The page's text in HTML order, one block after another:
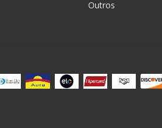
Outros